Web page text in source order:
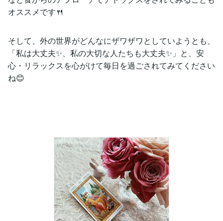
オススメです🍴
そして、外の世界がどんなにザワザワとしていようとも、
「私は大丈夫✨、私の大切な人たちも大丈夫✨」と、安
心・リラックスを心がけて毎日を過ごされてみてください
ね😊